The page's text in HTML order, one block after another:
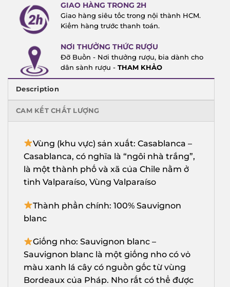
GIAO HÀNG TRONG 2H
Giao hàng siêu tốc trong nội thành HCM.
Kiểm hàng trước thanh toán.
NƠI THƯỞNG THỨC RƯỢU
Đỡ Buồn - Nơi thưởng rượu, bia dành cho
dân sành rượu - THAM KHẢO
Description
CAM KẾT CHẤT LƯỢNG
Vùng (khu vực) sản xuất: Casablanca –
Casablanca, có nghĩa là “ngôi nhà trắng”,
là một thành phố và xã của Chile nằm ở
tỉnh Valparaíso, Vùng Valparaíso
Thành phần chính: 100% Sauvignon
blanc
Giống nho: Sauvignon blanc –
Sauvignon blanc là một giống nho có vỏ
màu xanh lá cây có nguồn gốc từ vùng
Bordeaux của Pháp. Nho rất có thể được